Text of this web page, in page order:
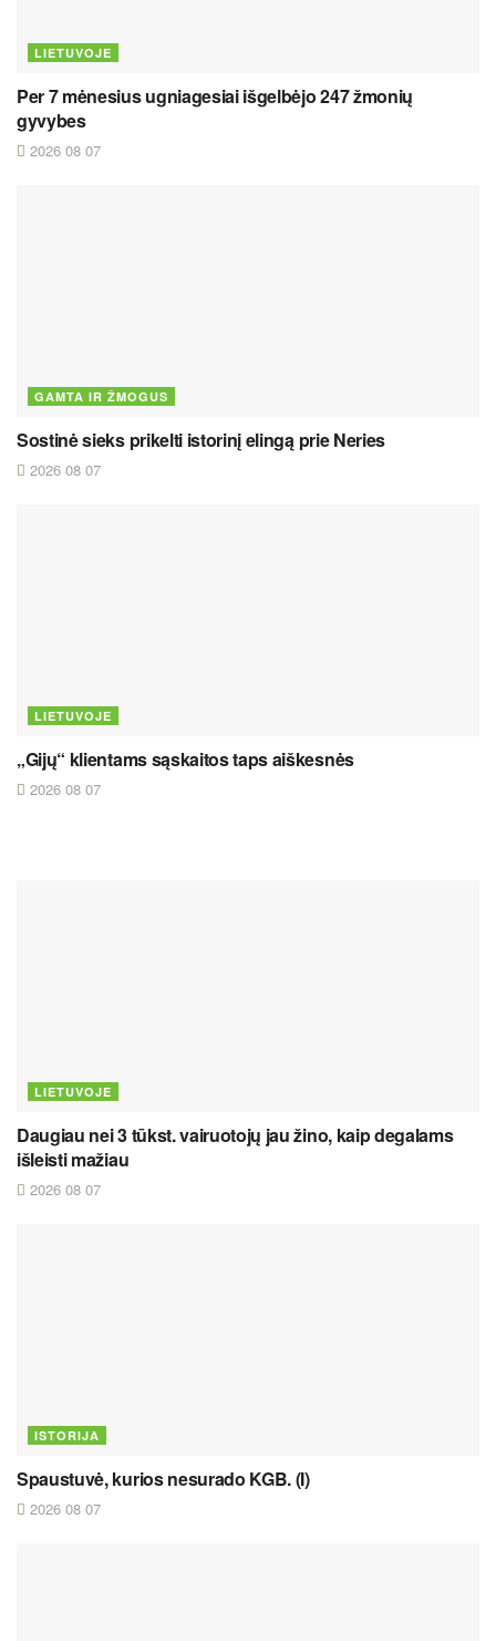
LIETUVOJE
Per 7 mėnesius ugniagesiai išgelbėjo 247 žmonių
gyvybes
2026 08 07
GAMTA IR ŽMOGUS
Sostinė sieks prikelti istorinį elingą prie Neries
2026 08 07
LIETUVOJE
„Gijų“ klientams sąskaitos taps aiškesnės
2026 08 07
LIETUVOJE
Daugiau nei 3 tūkst. vairuotojų jau žino, kaip degalams
išleisti mažiau
2026 08 07
ISTORIJA
Spaustuvė, kurios nesurado KGB. (I)
2026 08 07